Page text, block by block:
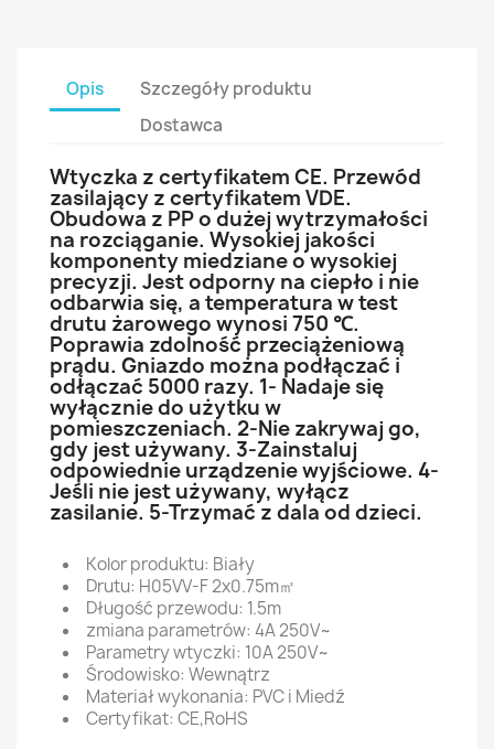
Opis
Szczegóły produktu
Dostawca
Wtyczka z certyfikatem CE. Przewód
zasilający z certyfikatem VDE.
Obudowa z PP o dużej wytrzymałości
na rozciąganie. Wysokiej jakości
komponenty miedziane o wysokiej
precyzji. Jest odporny na ciepło i nie
odbarwia się, a temperatura w test
drutu żarowego wynosi 750 ℃.
Poprawia zdolność przeciążeniową
prądu. Gniazdo można podłączać i
odłączać 5000 razy. 1- Nadaje się
wyłącznie do użytku w
pomieszczeniach. 2-Nie zakrywaj go,
gdy jest używany. 3-Zainstaluj
odpowiednie urządzenie wyjściowe. 4-
Jeśli nie jest używany, wyłącz
zasilanie. 5-Trzymać z dala od dzieci.
Kolor produktu: Biały
Drutu: H05VV-F 2x0.75m㎡
Długość przewodu: 1.5m
zmiana parametrów: 4A 250V~
Parametry wtyczki: 10A 250V~
Środowisko: Wewnątrz
Materiał wykonania: PVC i Miedź
Certyfikat: CE,RoHS